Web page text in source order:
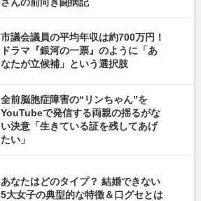
市議会議員の平均年収は約700万円！
ドラマ『銀河の一票』のように「あ
なたが立候補」という選択肢
全前脳胞症障害の“リンちゃん”を
YouTubeで発信する両親の揺るがな
い決意「生きている証を残してあげ
たい」
あなたはどのタイプ？ 結婚できない
5大女子の典型的な特徴＆口グセとは